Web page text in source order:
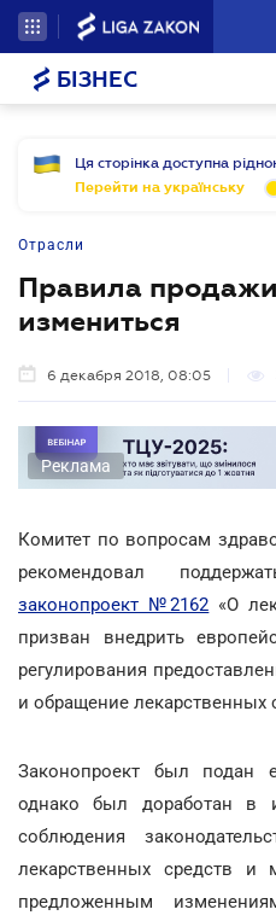
БІЗНЕС
Ця сторінка доступна
Перейти на українську
Отрасли
Правила продажи
измениться
6 декабря 2018, 08:05
Реклама
Комитет по вопросам
рекомендовал
законопроект №2162 «О
призван внедрить
регулирования
и обращение лекарственных
Законопроект был подан
однако был доработан в
соблюдения
лекарственных средств и
предложенным